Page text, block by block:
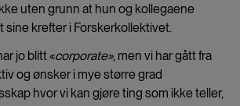
uten grunn at hun og kollegaene
sine krefter i Forskerkollektivet.
jo blitt «corporate», men vi har gått fra
og ønsker i mye større grad
hvor vi kan gjøre ting som ikke teller,